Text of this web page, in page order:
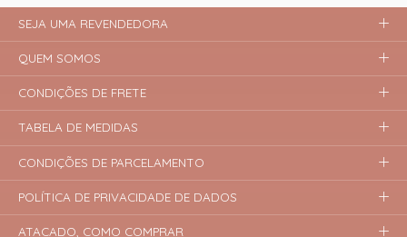
SEJA UMA REVENDEDORA
QUEM SOMOS
CONDIÇÕES DE FRETE
TABELA DE MEDIDAS
CONDIÇÕES DE PARCELAMENTO
POLÍTICA DE PRIVACIDADE DE DADOS
ATACADO, COMO COMPRAR